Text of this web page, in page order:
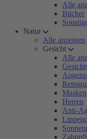
Alle
Bücher
Natur
Alle anzeigen
Gesicht
Alle
Masken
Herren
Anti-